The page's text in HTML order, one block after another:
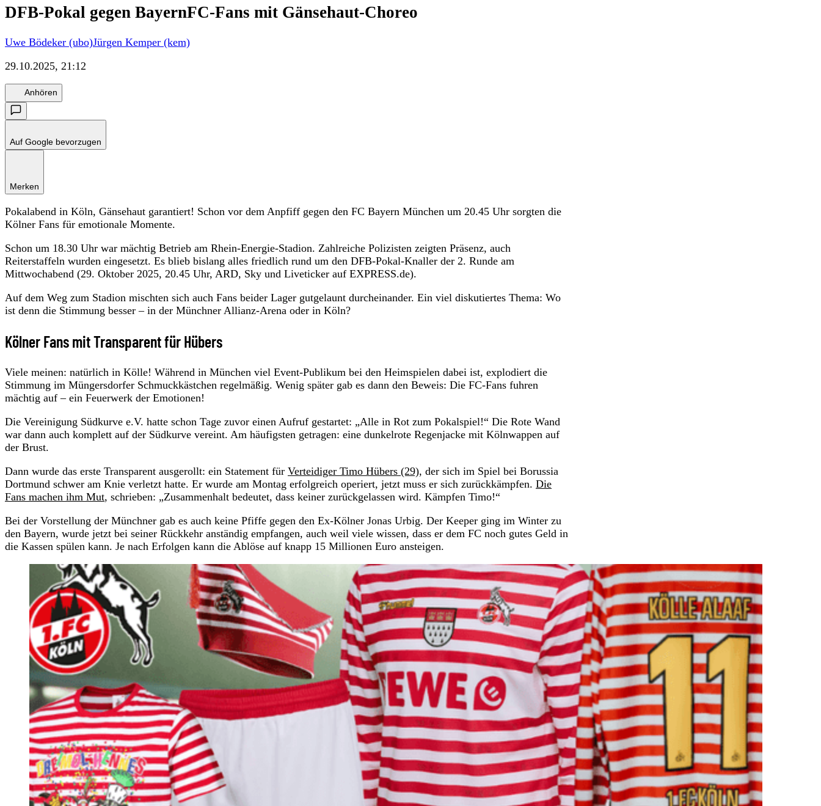
DFB-Pokal gegen BayernFC-Fans mit Gänsehaut-Choreo
Uwe Bödeker (ubo)Jürgen Kemper (kem)
29.10.2025, 21:12
Anhören
Auf Google bevorzugen
Merken
Pokalabend in Köln, Gänsehaut garantiert! Schon vor dem Anpfiff gegen den FC Bayern München um 20.45 Uhr sorgten die
Kölner Fans für emotionale Momente.
Schon um 18.30 Uhr war mächtig Betrieb am Rhein-Energie-Stadion. Zahlreiche Polizisten zeigten Präsenz, auch
Reiterstaffeln wurden eingesetzt. Es blieb bislang alles friedlich rund um den DFB-Pokal-Knaller der 2. Runde am
Mittwochabend (29. Oktober 2025, 20.45 Uhr, ARD, Sky und Liveticker auf EXPRESS.de).
Auf dem Weg zum Stadion mischten sich auch Fans beider Lager gutgelaunt durcheinander. Ein viel diskutiertes Thema: Wo
ist denn die Stimmung besser – in der Münchner Allianz-Arena oder in Köln?
Kölner Fans mit Transparent für Hübers
Viele meinen: natürlich in Kölle! Während in München viel Event-Publikum bei den Heimspielen dabei ist, explodiert die
Stimmung im Müngersdorfer Schmuckkästchen regelmäßig. Wenig später gab es dann den Beweis: Die FC-Fans fuhren
mächtig auf – ein Feuerwerk der Emotionen!
Die Vereinigung Südkurve e.V. hatte schon Tage zuvor einen Aufruf gestartet: „Alle in Rot zum Pokalspiel!“ Die Rote Wand
war dann auch komplett auf der Südkurve vereint. Am häufigsten getragen: eine dunkelrote Regenjacke mit Kölnwappen auf
der Brust.
Dann wurde das erste Transparent ausgerollt: ein Statement für Verteidiger Timo Hübers (29), der sich im Spiel bei Borussia
Dortmund schwer am Knie verletzt hatte. Er wurde am Montag erfolgreich operiert, jetzt muss er sich zurückkämpfen. Die
Fans machen ihm Mut, schrieben: „Zusammenhalt bedeutet, dass keiner zurückgelassen wird. Kämpfen Timo!“
Bei der Vorstellung der Münchner gab es auch keine Pfiffe gegen den Ex-Kölner Jonas Urbig. Der Keeper ging im Winter zu
den Bayern, wurde jetzt bei seiner Rückkehr anständig empfangen, auch weil viele wissen, dass er dem FC noch gutes Geld in
die Kassen spülen kann. Je nach Erfolgen kann die Ablöse auf knapp 15 Millionen Euro ansteigen.